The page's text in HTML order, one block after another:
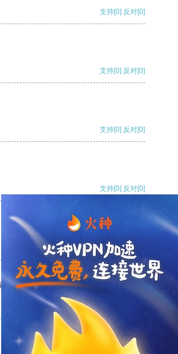
支持[0] 反对[0]
支持[0] 反对[0]
支持[0] 反对[0]
支持[0] 反对[0]
支持[0] 反对
有了这个app，我再也不用担心了。
支持